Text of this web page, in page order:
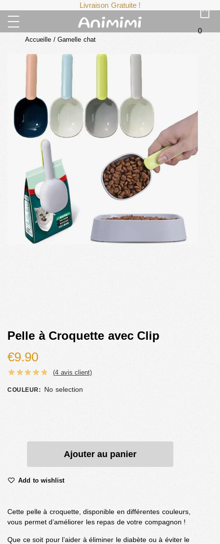
Livraison Gratuite !
0
Accueille / Gamelle chat
Pelle à Croquette avec Clip
€9.90
(4 avis client)
COULEUR: No selection
Ajouter au panier
Add to wishlist
Cette pelle à croquette, disponible en différentes couleurs,
vous permet d’améliorer les repas de votre compagnon !
Que ce soit pour l’aider à éliminer le diabète ou à éviter le